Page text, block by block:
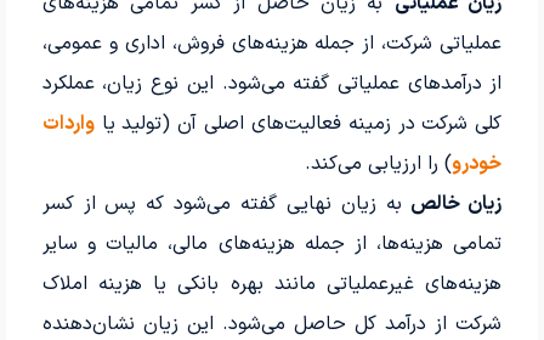
عملیاتی شرکت، از جمله هزینه‌های فروش، اداری و عمومی،
از درآمدهای عملیاتی گفته می‌شود. این نوع زیان، عملکرد
کلی شرکت در زمینه فعالیت‌های اصلی آن (تولید یاواردات
خودرو) را ارزیابی می‌کند.
زیان خالص به زیان نهایی گفته می‌شود که پس از کسر
تمامی هزینه‌ها، از جمله هزینه‌های مالی، مالیات و سایر
هزینه‌های غیرعملیاتی مانند بهره بانکی یا هزینه املاک
شرکت از درآمد کل حاصل می‌شود. این زیان نشان‌دهنده